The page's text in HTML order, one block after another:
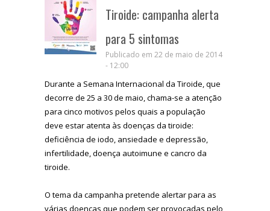
Tiroide: campanha alerta
para 5 sintomas
Publicado em 22 de maio de 2014
- 12:00
Durante a Semana Internacional da Tiroide, que
decorre de 25 a 30 de maio, chama-se a atenção
para cinco motivos pelos quais a população
deve estar atenta às doenças da tiroide:
deficiência de iodo, ansiedade e depressão,
infertilidade, doença autoimune e cancro da
tiroide.
O tema da campanha pretende alertar para as
várias doenças que podem ser provocadas pelo